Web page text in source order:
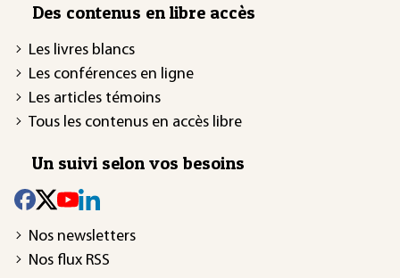
Des contenus en libre accès
Les livres blancs
Les conférences en ligne
Les articles témoins
Tous les contenus en accès libre
Un suivi selon vos besoins
Nos newsletters
Nos flux RSS